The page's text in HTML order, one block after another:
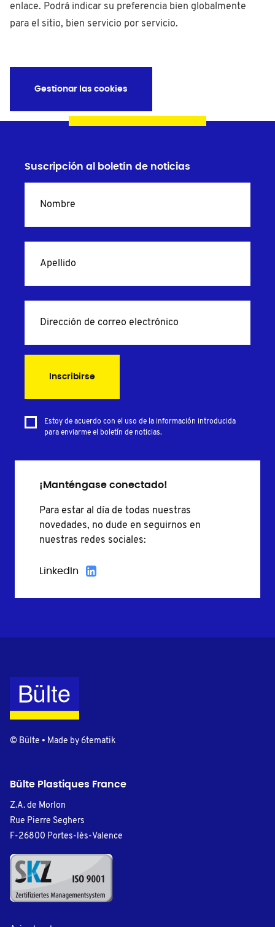
enlace. Podrá indicar su preferencia bien globalmente
para el sitio, bien servicio por servicio.
Gestionar las cookies
Suscripción al boletín de noticias
Inscribirse
Estoy de acuerdo con el uso de la información introducida
para enviarme el boletín de noticias.
¡Manténgase conectado!
Para estar al día de todas nuestras
novedades, no dude en seguirnos en
nuestras redes sociales:
LinkedIn
© Bülte • Made by 6tematik
Bülte Plastiques France
Z.A. de Morlon
Rue Pierre Seghers
F-26800 Portes-lès-Valence